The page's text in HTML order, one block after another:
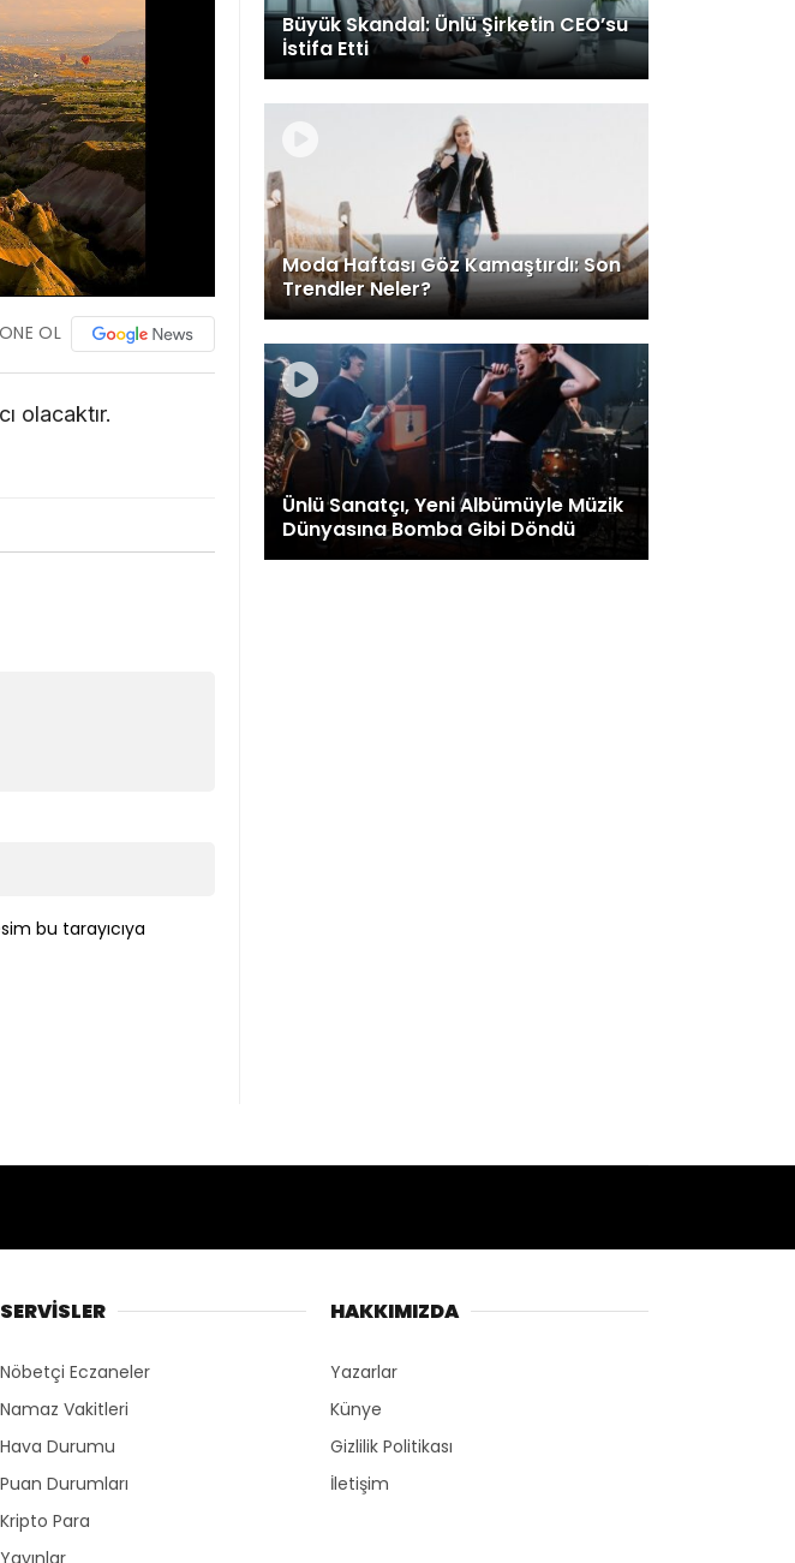
OL
olacaktır.
bu tarayıcıya
Büyük Skandal: Ünlü Şirketin CEO’su
İstifa Etti
Moda Haftası Göz Kamaştırdı: Son
Trendler Neler?
Ünlü Sanatçı, Yeni Albümüyle Müzik
Dünyasına Bomba Gibi Döndü
SERVİSLER
Nöbetçi Eczaneler
Namaz Vakitleri
Hava Durumu
Puan Durumları
Kripto Para
Yayınlar
HAKKIMIZDA
Yazarlar
Künye
Gizlilik Politikası
İletişim